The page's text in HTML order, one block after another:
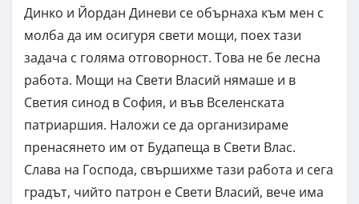
Динко и Йордан Диневи се обърнаха към мен с
молба да им осигуря свети мощи, поех тази
задача с голяма отговорност. Това не бе лесна
работа. Мощи на Свети Власий нямаше и в
Светия синод в София, и във Вселенската
патриаршия. Наложи се да организираме
пренасянето им от Будапеща в Свети Влас.
Слава на Господа, свършихме тази работа и сега
градът, чийто патрон е Свети Власий, вече има